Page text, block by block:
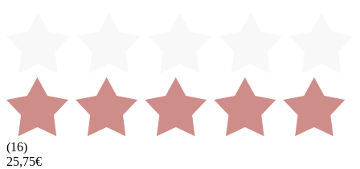
(16)
25,75€